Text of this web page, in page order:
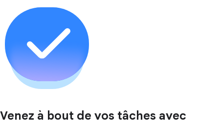
Venez à bout de vos tâches avec